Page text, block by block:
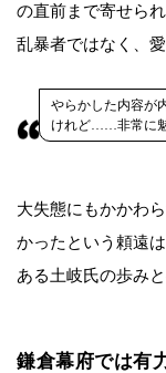
の直前まで寄せら
乱暴者ではなく、
やらかした内容が
けれど……非常に魅
大失態にもかかわ
かったという頼遠
ある土岐氏の歩み
鎌倉幕府では有